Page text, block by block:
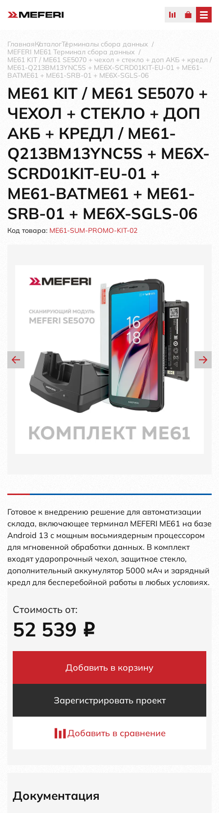
ГлавнаяКаталогТерминалы сбора данных
MEFERI ME61 Терминал сбора данных
ME61 KIT / ME61 SE5070 + чехол + стекло + доп АКБ + кредл /
ME61-Q213BM13YNC5S + ME6X-SCRD01KIT-EU-01 + ME61-
BATME61 + ME61-SRB-01 + ME6X-SGLS-06
ME61 KIT / ME61 SE5070 +
ЧЕХОЛ + СТЕКЛО + ДОП
АКБ + КРЕДЛ / ME61-
Q213BM13YNC5S + ME6X-
SCRD01KIT-EU-01 +
ME61-BATME61 + ME61-
SRB-01 + ME6X-SGLS-06
Код товара: ME61-SUM-PROMO-KIT-02
Готовое к внедрению решение для автоматизации
склада, включающее терминал MEFERI ME61 на базе
Android 13 с мощным восьмиядерным процессором
для мгновенной обработки данных. В комплект
входят ударопрочный чехол, защитное стекло,
дополнительный аккумулятор 5000 мАч и зарядный
кредл для бесперебойной работы в любых условиях.
Стоимость от:
52 539 i
Добавить в корзину
Зарегистрировать проект
Добавить в сравнение
Документация